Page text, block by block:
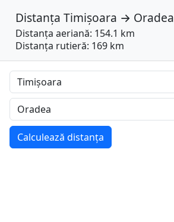
Distanța Timișoara → Oradea
Distanța aeriană: 154.1 km
Distanța rutieră: 169 km
Calculează distanța